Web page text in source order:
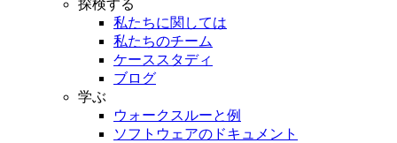
探検する
私たちに関しては
私たちのチーム
ケーススタディ
ブログ
学ぶ
ウォークスルーと例
ソフトウェアのドキュメント